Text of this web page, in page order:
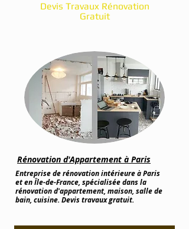
Devis Travaux Rénovation
Gratuit
Rénovation d'Appartement à Paris
Entreprise de rénovation intérieure à Paris
et en Île-de-France, spécialisée dans la
rénovation d'appartement, maison, salle de
bain, cuisine. Devis travaux gratuit.